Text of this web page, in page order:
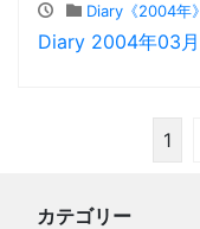
Diary《2004年》
Diary 2004年03月
1
カテゴリー